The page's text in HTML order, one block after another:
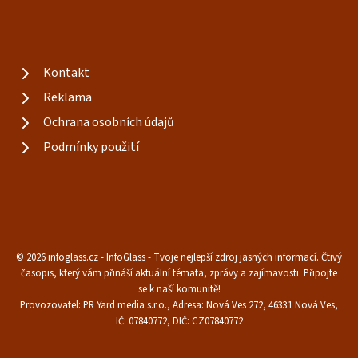
Kontakt
Reklama
Ochrana osobních údajů
Podmínky použití
© 2026 infoglass.cz - InfoGlass - Tvoje nejlepší zdroj jasných informací. Čtivý
časopis, který vám přináší aktuální témata, zprávy a zajímavosti. Připojte
se k naší komunitě!
Provozovatel: PR Yard media s.r.o., Adresa: Nová Ves 272, 46331 Nová Ves,
IČ: 07840772, DIČ: CZ07840772